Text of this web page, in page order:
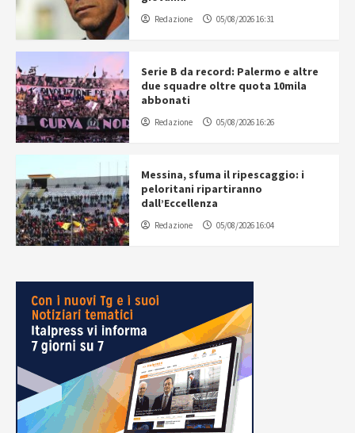
Redazione 05/08/2026 16:31
Serie B da record: Palermo e altre
due squadre oltre quota 10mila
abbonati
Redazione 05/08/2026 16:26
Messina, sfuma il ripescaggio: i
peloritani ripartiranno
dall’Eccellenza
Redazione 05/08/2026 16:04